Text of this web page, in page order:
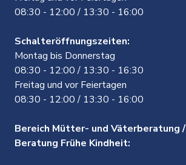
08:30 - 12:00 / 13:30 - 16:00
Schalteröffnungszeiten:
Montag bis Donnerstag
08:30 - 12:00 / 13:30 - 16:30
Freitag und vor Feiertagen
08:30 - 12:00 / 13:30 - 16:00
Bereich Mütter- und Väterberatung /
Beratung Frühe Kindheit: